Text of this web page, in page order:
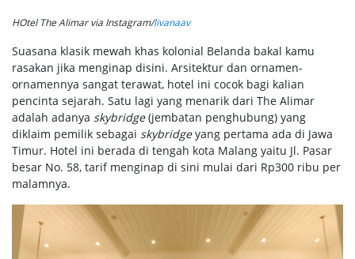
HOtel The Alimar via Instagram/livanaav
Suasana klasik mewah khas kolonial Belanda bakal kamu
rasakan jika menginap disini. Arsitektur dan ornamen-
ornamennya sangat terawat, hotel ini cocok bagi kalian
pencinta sejarah. Satu lagi yang menarik dari The Alimar
adalah adanya skybridge(jembatan penghubung) yang
diklaim pemilik sebagai skybridgeyang pertama ada di Jawa
Timur. Hotel ini berada di tengah kota Malang yaitu Jl. Pasar
besar No. 58, tarif menginap di sini mulai dari Rp300 ribu per
malamnya.